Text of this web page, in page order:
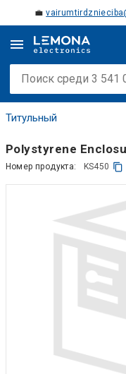
💼
Титульный
Polystyrene
Номер продукта: KS450